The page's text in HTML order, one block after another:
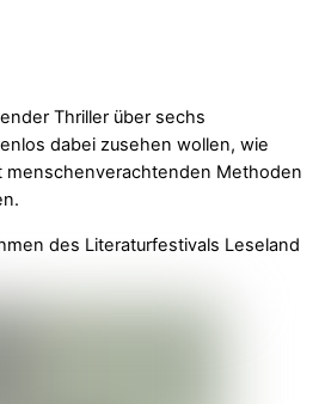
Thriller über sechs
dabei zusehen wollen, wie
menschenverachtenden Methoden
des Literaturfestivals Leseland